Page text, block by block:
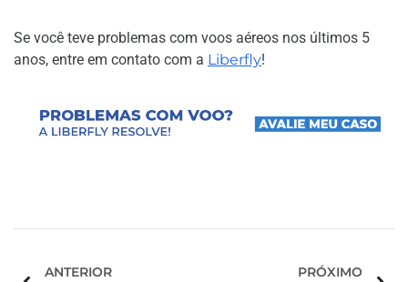
Se você teve problemas com voos aéreos nos últimos 5
anos, entre em contato com a Liberfly!
ANTERIOR PRÓXIMO